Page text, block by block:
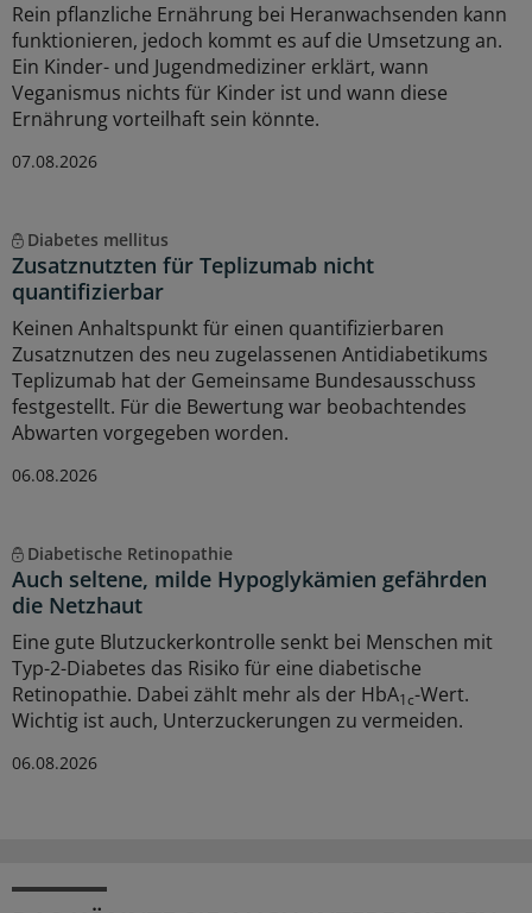
Rein pflanzliche Ernährung bei Heranwachsenden kann
funktionieren, jedoch kommt es auf die Umsetzung an.
Ein Kinder- und Jugendmediziner erklärt, wann
Veganismus nichts für Kinder ist und wann diese
Ernährung vorteilhaft sein könnte.
07.08.2026
Diabetes mellitus
Zusatznutzten für Teplizumab nicht
quantifizierbar
Keinen Anhaltspunkt für einen quantifizierbaren
Zusatznutzen des neu zugelassenen Antidiabetikums
Teplizumab hat der Gemeinsame Bundesausschuss
festgestellt. Für die Bewertung war beobachtendes
Abwarten vorgegeben worden.
06.08.2026
Diabetische Retinopathie
Auch seltene, milde Hypoglykämien gefährden
die Netzhaut
Eine gute Blutzuckerkontrolle senkt bei Menschen mit
Typ-2-Diabetes das Risiko für eine diabetische
Retinopathie. Dabei zählt mehr als der HbA1c-Wert.
Wichtig ist auch, Unterzuckerungen zu vermeiden.
06.08.2026